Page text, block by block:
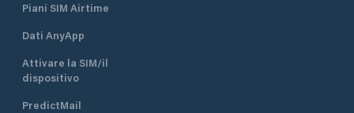
Piani SIM Airtime
Dati AnyApp
Attivare la SIM/il
dispositivo
PredictMail